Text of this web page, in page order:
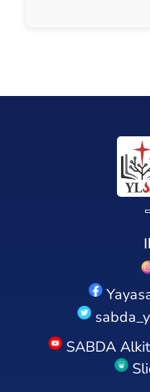
SABDA